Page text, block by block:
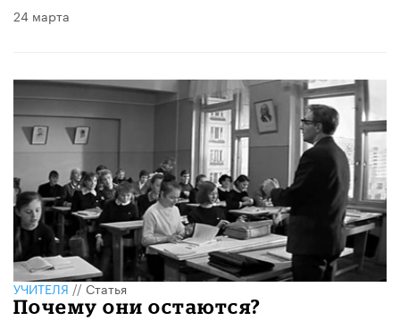
24 марта
УЧИТЕЛЯ//Статья
Почему они остаются?